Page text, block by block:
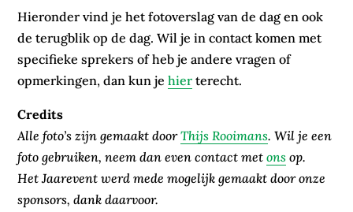
Hieronder vind je het fotoverslag van de dag en ook
de terugblik op de dag. Wil je in contact komen met
specifieke sprekers of heb je andere vragen of
opmerkingen, dan kun jehier terecht.
Credits
Alle foto’s zijn gemaakt doorThijs Rooimans. Wil je een
foto gebruiken, neem dan even contact metons op.
Het Jaarevent werd mede mogelijk gemaakt door onze
sponsors, dank daarvoor.